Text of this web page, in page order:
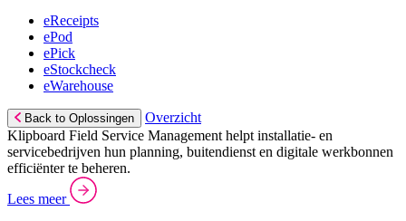
eReceipts
ePod
ePick
eStockcheck
eWarehouse
Back to Oplossingen
Overzicht
Klipboard Field Service Management helpt installatie- en
servicebedrijven hun planning, buitendienst en digitale werkbonnen
efficiënter te beheren.
Lees meer